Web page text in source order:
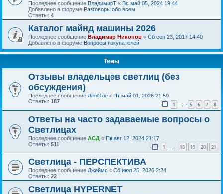
Последнее сообщение ВладимирТ « Вс май 05, 2024 19:44
Добавлено в форуме Разговоры обо всем
Ответы: 4
Каталог майнд машины 2026
Последнее сообщение Владимир Никонов « Сб сен 23, 2017 14:40
Добавлено в форуме Вопросы покупателей
Темы
Отзывы владельцев светлиц (без
обсуждения)
Последнее сообщение ЛеоОле « Пт май 01, 2026 21:59
Ответы: 187 1 … 5 6 7 8
Ответы на часто задаваемые вопросы о
Светлицах
Последнее сообщение АСД « Пн авг 12, 2024 21:17
Ответы: 511 1 18 19 20 21
Светлица - ПЕРСПЕКТИВА
Последнее сообщение Джеймс « Сб июл 25, 2026 2:24
Ответы: 22
Светлица HYPERNET